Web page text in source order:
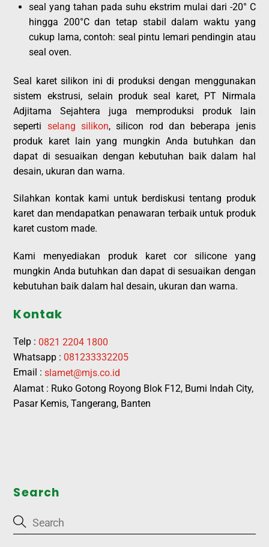
seal yang tahan pada suhu ekstrim mulai dari -20° C
hingga 200°C dan tetap stabil dalam waktu yang
cukup lama, contoh: seal pintu lemari pendingin atau
seal oven.
Seal karet silikon ini di produksi dengan menggunakan
sistem ekstrusi, selain produk seal karet, PT Nirmala
Adjitama Sejahtera juga memproduksi produk lain
seperti selang silikon, silicon rod dan beberapa jenis
produk karet lain yang mungkin Anda butuhkan dan
dapat di sesuaikan dengan kebutuhan baik dalam hal
desain, ukuran dan warna.
Silahkan kontak kami untuk berdiskusi tentang produk
karet dan mendapatkan penawaran terbaik untuk produk
karet custom made.
Kami menyediakan produk karet cor silicone yang
mungkin Anda butuhkan dan dapat di sesuaikan dengan
kebutuhan baik dalam hal desain, ukuran dan warna.
Kontak
Telp : 0821 2204 1800
Whatsapp : 081233332205
Email :slamet@mjs.co.id
Alamat : Ruko Gotong Royong Blok F12, Bumi Indah City,
Pasar Kemis, Tangerang, Banten
Search